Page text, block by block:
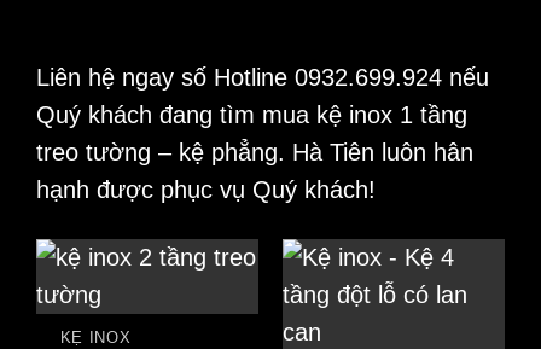
Liên hệ ngay số Hotline 0932.699.924 nếu
Quý khách đang tìm mua kệ inox 1 tầng
treo tường – kệ phẳng. Hà Tiên luôn hân
hạnh được phục vụ Quý khách!
KỆ INOX